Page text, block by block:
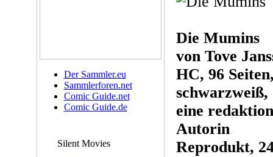
Der Sammler.eu
Sammlerforen.net
Comic Guide.net
Comic Guide.de
Silent Movies
Die Mumins
von Tove
HC, 96
schwarzweiß,
eine
Autorin
Reprodukt,